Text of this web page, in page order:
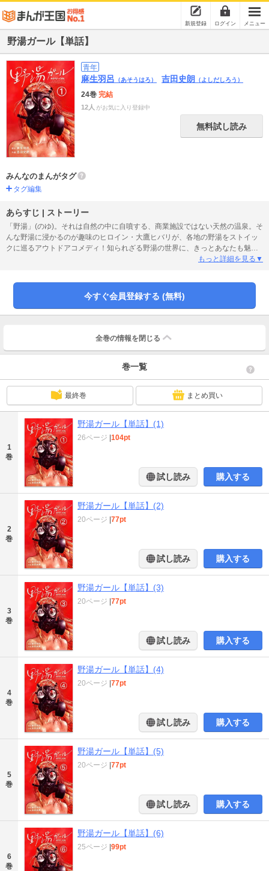
新規登録 ログイン メニュー
野湯ガール【単話】
青年
麻生羽呂 （あそうはろ） 吉田史朗 （よしだしろう）
24巻 完結
12人 がお気に入り登録中
無料試し読み
みんなのまんがタグ
タグ編集
あらすじ | ストーリー
「野湯」(のゆ)。それは自然の中に自噴する、商業施設ではない天然の温泉。そ
んな野湯に浸かるのが趣味のヒロイン・大鷹ヒバリが、各地の野湯をストイッ
クに巡るアウトドアコメディ！知られざる野湯の世界に、きっとあなたも魅せ
られるはず！原作は「今際の国のアリス」が映像化され大ヒットした麻生羽呂!
もっと詳細を見る▼
今すぐ会員登録する (無料)
全巻の情報を 閉じる
巻一覧
最終巻 まとめ買い
1
巻
野湯ガール【単話】(1)
26ページ 104pt
試し読み 購入する
2
巻
野湯ガール【単話】(2)
20ページ 77pt
試し読み 購入する
3
巻
野湯ガール【単話】(3)
20ページ 77pt
試し読み 購入する
4
巻
野湯ガール【単話】(4)
20ページ 77pt
試し読み 購入する
5
巻
野湯ガール【単話】(5)
20ページ 77pt
試し読み 購入する
6
巻
野湯ガール【単話】(6)
25ページ 99pt